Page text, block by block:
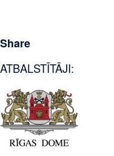
Share
ATBALSTĪTĀJI: